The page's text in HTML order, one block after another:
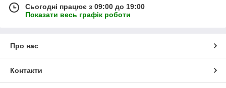
Сьогодні працює з 09:00 до 19:00
Показати весь графік роботи
Про нас
Контакти